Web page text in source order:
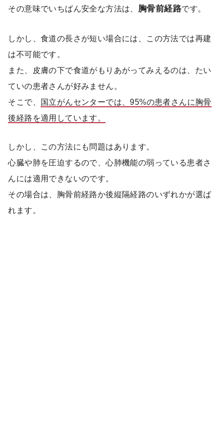
その意味でいちばん安全な方法は、 胸骨前経路です。
しかし、食道の長さが短い場合には、この方法では再建
は不可能です。
また、皮膚の下で食道がもりあがってみえるのは、たい
ていの患者さんが好みません。
そこで、 国立がんセンターでは、95%の患者さんに胸骨
後経路を適用しています。
しかし、この方法にも問題はあります。
心臓や肺を圧迫するので、心肺機能の弱っている患者さ
んには適用できないのです。
その場合は、胸骨前経路か後縦隔経路のいずれかが選ば
れます。